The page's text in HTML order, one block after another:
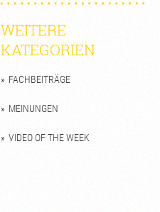
WEITERE
KATEGORIEN
FACHBEITRÄGE
MEINUNGEN
VIDEO OF THE WEEK